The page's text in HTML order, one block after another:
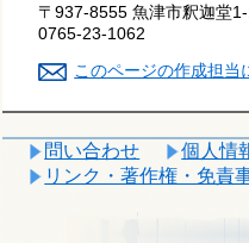
〒937-8555 魚津市釈迦堂1-
0765-23-1062
このページの作成担当
問い合わせ
個人情
リンク・著作権・免責